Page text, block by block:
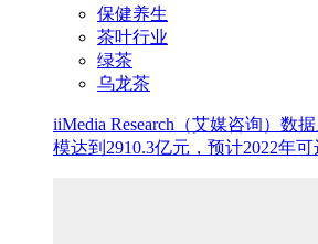
保健养生
茶叶行业
绿茶
乌龙茶
iiMedia Research（艾媒咨询）数
模达到2910.3亿元，预计2022年可